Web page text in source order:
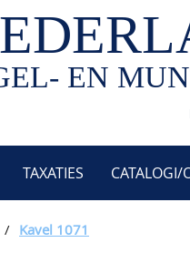
EN
TAXATIES CATALOGI/
/ Kavel 1071